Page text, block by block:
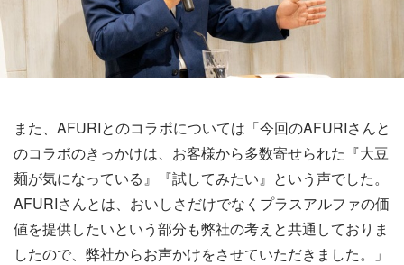
また、AFURIとのコラボについては「今回のAFURIさんと
のコラボのきっかけは、お客様から多数寄せられた『大豆
麺が気になっている』『試してみたい』という声でした。
AFURIさんとは、おいしさだけでなくプラスアルファの価
値を提供したいという部分も弊社の考えと共通しておりま
したので、弊社からお声かけをさせていただきました。」